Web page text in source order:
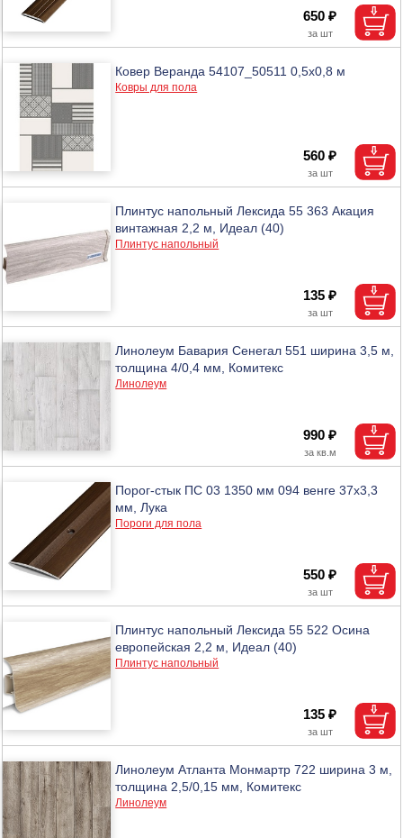
650 ₽
Ковер Веранда 54107_50511 0,5х0,8 м
Ковры для пола
560 ₽
Плинтус напольный Лексида 55 363 Акация
винтажная 2,2 м, Идеал (40)
Плинтус напольный
135 ₽
Линолеум Бавария Сенегал 551 ширина 3,5 м,
толщина 4/0,4 мм, Комитекс
Линолеум
990 ₽
Порог-стык ПС 03 1350 мм 094 венге 37х3,3
мм, Лука
Пороги для пола
550 ₽
Плинтус напольный Лексида 55 522 Осина
европейская 2,2 м, Идеал (40)
Плинтус напольный
135 ₽
Линолеум Атланта Монмартр 722 ширина 3 м,
толщина 2,5/0,15 мм, Комитекс
Линолеум